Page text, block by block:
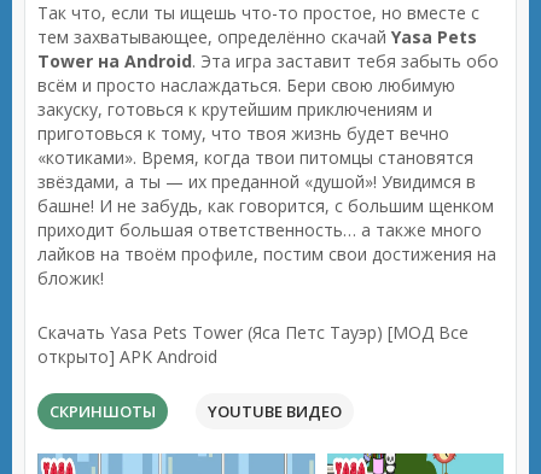
Так что, если ты ищешь что-то простое, но вместе с
тем захватывающее, определённо скачай Yasa Pets
Tower на Android. Эта игра заставит тебя забыть обо
всём и просто наслаждаться. Бери свою любимую
закуску, готовься к крутейшим приключениям и
приготовься к тому, что твоя жизнь будет вечно
«котиками». Время, когда твои питомцы становятся
звёздами, а ты — их преданной «душой»! Увидимся в
башне! И не забудь, как говорится, с большим щенком
приходит большая ответственность… а также много
лайков на твоём профиле, постим свои достижения на
бложик!
Скачать Yasa Pets Tower (Яса Петс Тауэр) [МОД Все
открыто] APK Android
СКРИНШОТЫ YOUTUBE ВИДЕО